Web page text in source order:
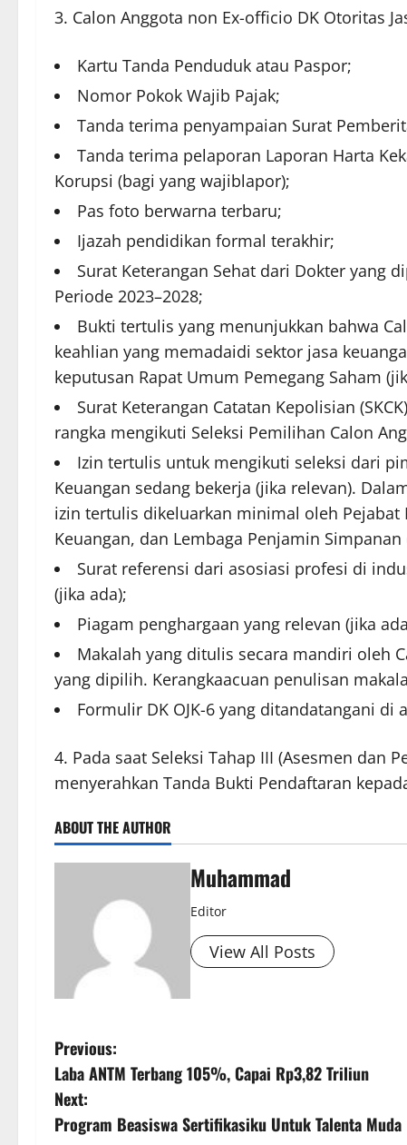
Calon Anggota non Ex-officio DK Otoritas
Kartu Tanda Penduduk atau Paspor;
Nomor Pokok Wajib Pajak;
Tanda terima penyampaian Surat
Tanda terima pelaporan Laporan Harta
Korupsi (bagi yang wajiblapor);
Pas foto berwarna terbaru;
Ijazah pendidikan formal terakhir;
Surat Keterangan Sehat dari Dokter yang
Periode 2023–2028;
Bukti tertulis yang menunjukkan bahwa
keahlian yang memadaidi sektor jasa
keputusan Rapat Umum Pemegang Saham
Surat Keterangan Catatan Kepolisian
rangka mengikuti Seleksi Pemilihan Calon
Izin tertulis untuk mengikuti seleksi dari
Keuangan sedang bekerja (jika relevan).
izin tertulis dikeluarkan minimal oleh Pejabat
Keuangan, dan Lembaga Penjamin
Surat referensi dari asosiasi profesi di
(jika ada);
Piagam penghargaan yang relevan (jika
Makalah yang ditulis secara mandiri oleh
yang dipilih. Kerangkaacuan penulisan
Formulir DK OJK-6 yang ditandatangani
Pada saat Seleksi Tahap III (Asesmen dan
menyerahkan Tanda Bukti Pendaftaran
ABOUT THE AUTHOR
Muhammad
Editor
View All Posts
Previous:
Laba ANTM Terbang 105%, Capai Rp3,82 Triliun
Next:
Program Beasiswa Sertifikasiku Untuk Talenta Muda